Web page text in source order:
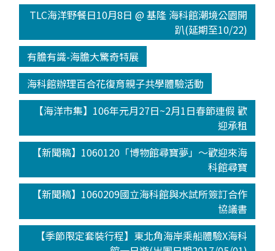
TLC海洋野餐日10月8日 @ 基隆 海科館潮境公園開
趴(延期至10/22)
有膽有識-海膽大驚奇特展
海科館辦理百合花復育親子共學體驗活動
【海洋市集】106年元月27日~2月1日春節連假 歡
迎承租
【新聞稿】1060120「博物館尋寶夢」～歡迎來海
科館尋寶
【新聞稿】1060209國立海科館與水試所簽訂合作
協議書
【季節限定套裝行程】東北角海岸乘船體驗X海科